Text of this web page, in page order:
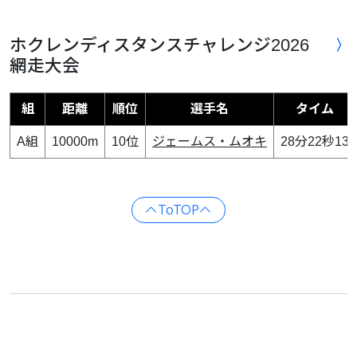
ホクレンディスタンスチャレンジ2026
網走大会
組 距離 順位 選手名 タイム
A組 10000m 10位 ジェームス・ムオキ 28分22秒13
ToTOP